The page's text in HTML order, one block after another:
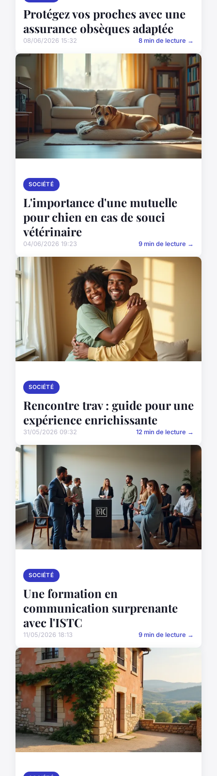
Protégez vos proches avec une
assurance obsèques adaptée
08/06/2026 15:32 8 min de lecture →
SOCIÉTÉ
L'importance d'une mutuelle
pour chien en cas de souci
vétérinaire
04/06/2026 19:23 9 min de lecture →
SOCIÉTÉ
Rencontre trav : guide pour une
expérience enrichissante
31/05/2026 09:32 12 min de lecture →
SOCIÉTÉ
Une formation en
communication surprenante
avec l'ISTC
11/05/2026 18:13 9 min de lecture →